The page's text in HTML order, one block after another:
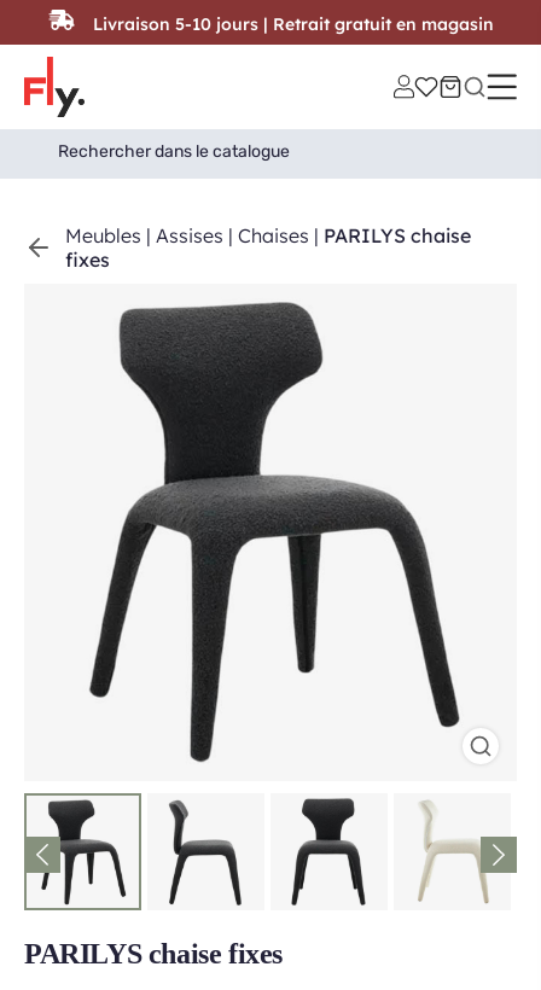
Passer au contenu
Search
for:
Search Button
Meubles | Assises | Chaises | PARILYS chaise
fixes
PARILYS chaise fixes
Livraison 5-10 jours | Retrait gratuit en magasin